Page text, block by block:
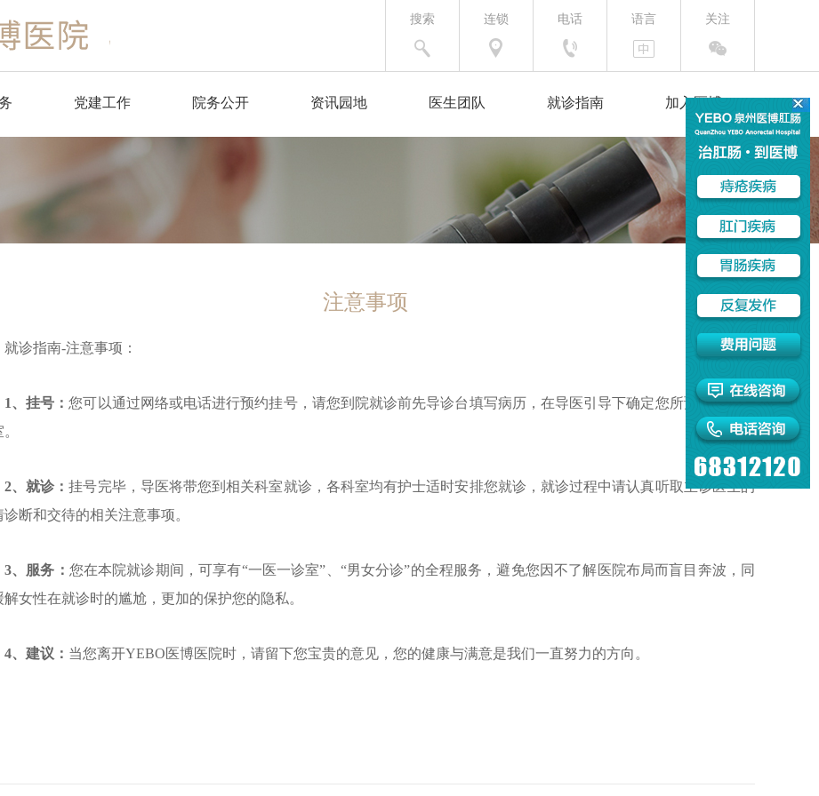
搜索 连锁 电话 语言 关注
科
党建工作 院务公开 资讯园地 医生团队 就诊指南
医保政策
注意事项
加入医博
注意事项
就诊指南-注意事项：
1、挂号：您可以通过网络或电话进行预约挂号，请您到院就诊前先导诊台填写病历，在导医引导下确定您所预约就诊的
2、就诊：挂号完毕，导医将带您到相关科室就诊，各科室均有护士适时安排您就诊，就诊过程中请认真听取主诊医生的
诊断和交待的相关注意事项。
3、服务： 您在本院就诊期间，可享有“一医一诊室”、“男女分诊”的全程服务，避免您因不了解医院布局而盲目奔波，同
解女性在就诊时的尴尬，更加的保护您的隐私。
4、建议： 当您离开YEBO医博医院时，请留下您宝贵的意见，您的健康与满意是我们一直努力的方向。